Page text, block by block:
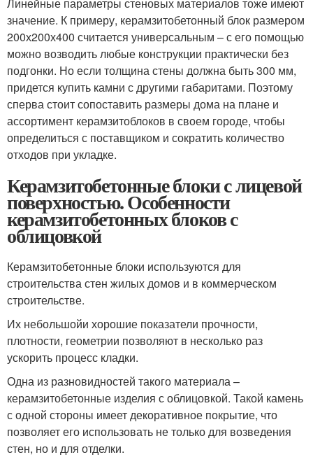
значение. К примеру, керамзитобетонный блок размером
200х200х400 считается универсальным – с его помощью
можно возводить любые конструкции практически без
подгонки. Но если толщина стены должна быть 300 мм,
придется купить камни с другими габаритами. Поэтому
сперва стоит сопоставить размеры дома на плане и
ассортимент керамзитоблоков в своем городе, чтобы
определиться с поставщиком и сократить количество
отходов при укладке.
Керамзитобетонные блоки с лицевой
поверхностью. Особенности
керамзитобетонных блоков с
облицовкой
Керамзитобетонные блоки используются для
строительства стен жилых домов и в коммерческом
строительстве.
Их небольшойи хорошие показатели прочности,
плотности, геометрии позволяют в несколько раз
ускорить процесс кладки.
Одна из разновидностей такого материала –
керамзитобетонные изделия с облицовкой. Такой камень
с одной стороны имеет декоративное покрытие, что
позволяет его использовать не только для возведения
стен, но и для отделки.